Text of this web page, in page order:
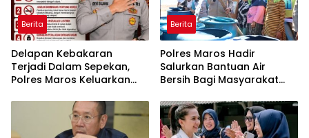
Berita
Delapan Kebakaran
Terjadi Dalam Sepekan,
Polres Maros Keluarkan
Masyarakat
Berita
Polres Maros Hadir
Salurkan Bantuan Air
Bersih Bagi Masyarakat
Di Maros